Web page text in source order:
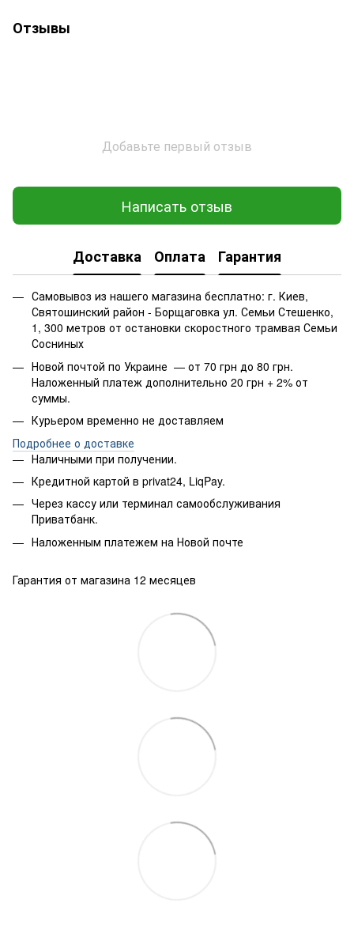
Отзывы
Добавьте первый отзыв
Написать отзыв
Доставка Оплата Гарантия
Самовывоз из нашего магазина бесплатно: г. Киев,
Святошинский район - Борщаговка ул. Семьи Стешенко,
1, 300 метров от остановки скоростного трамвая Семьи
Сосниных
Новой почтой по Украине — от 70 грн до 80 грн.
Наложенный платеж дополнительно 20 грн + 2% от
суммы.
Курьером временно не доставляем
Подробнее о доставке
Наличными при получении.
Кредитной картой в privat24, LiqPay.
Через кассу или терминал самообслуживания
Приватбанк.
Наложенным платежем на Новой почте
Гарантия от магазина 12 месяцев